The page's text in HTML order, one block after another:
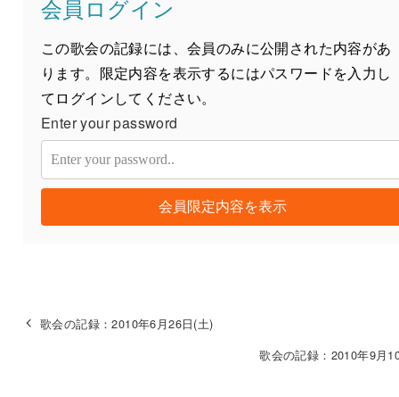
会員ログイン
この歌会の記録には、会員のみに公開された内容があ
ります。限定内容を表示するにはパスワードを入力し
てログインしてください。
Enter your password
会員限定内容を表示
歌会の記録：2010年6月26日(土)
歌会の記録：2010年9月